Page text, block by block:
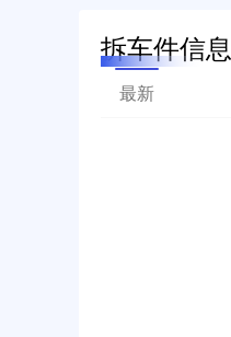
拆车件信息
最新